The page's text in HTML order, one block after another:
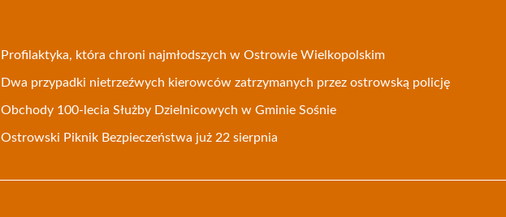
Profilaktyka, która chroni najmłodszych w Ostrowie Wielkopolskim
Dwa przypadki nietrzeźwych kierowców zatrzymanych przez ostrowską policję
Obchody 100-lecia Służby Dzielnicowych w Gminie Sośnie
Ostrowski Piknik Bezpieczeństwa już 22 sierpnia